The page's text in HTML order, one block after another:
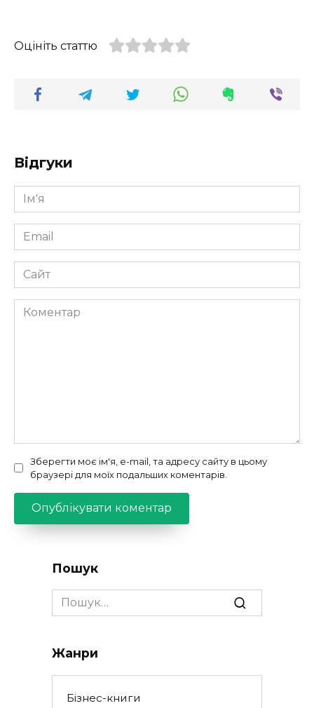
Оцініть статтю
Відгуки
Ім'я
*
Email
*
Сайт
Коментар
Зберегти моє ім'я, e-mail, та адресу сайту в цьому
браузері для моїх подальших коментарів.
Пошук
Search
for:
Жанри
Бізнес-книги